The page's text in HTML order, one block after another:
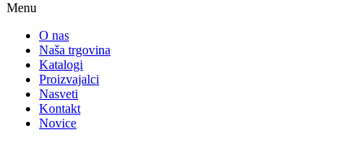
Menu
O nas
Naša trgovina
Katalogi
Proizvajalci
Nasveti
Kontakt
Novice